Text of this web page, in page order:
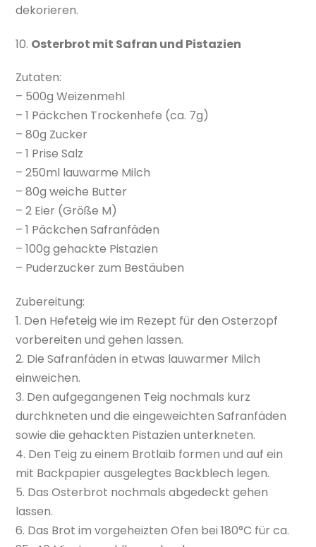
dekorieren.
10. Osterbrot mit Safran und Pistazien
Zutaten:
– 500g Weizenmehl
– 1 Päckchen Trockenhefe (ca. 7g)
– 80g Zucker
– 1 Prise Salz
– 250ml lauwarme Milch
– 80g weiche Butter
– 2 Eier (Größe M)
– 1 Päckchen Safranfäden
– 100g gehackte Pistazien
– Puderzucker zum Bestäuben
Zubereitung:
1. Den Hefeteig wie im Rezept für den Osterzopf
vorbereiten und gehen lassen.
2. Die Safranfäden in etwas lauwarmer Milch
einweichen.
3. Den aufgegangenen Teig nochmals kurz
durchkneten und die eingeweichten Safranfäden
sowie die gehackten Pistazien unterkneten.
4. Den Teig zu einem Brotlaib formen und auf ein
mit Backpapier ausgelegtes Backblech legen.
5. Das Osterbrot nochmals abgedeckt gehen
lassen.
6. Das Brot im vorgeheizten Ofen bei 180°C für ca.